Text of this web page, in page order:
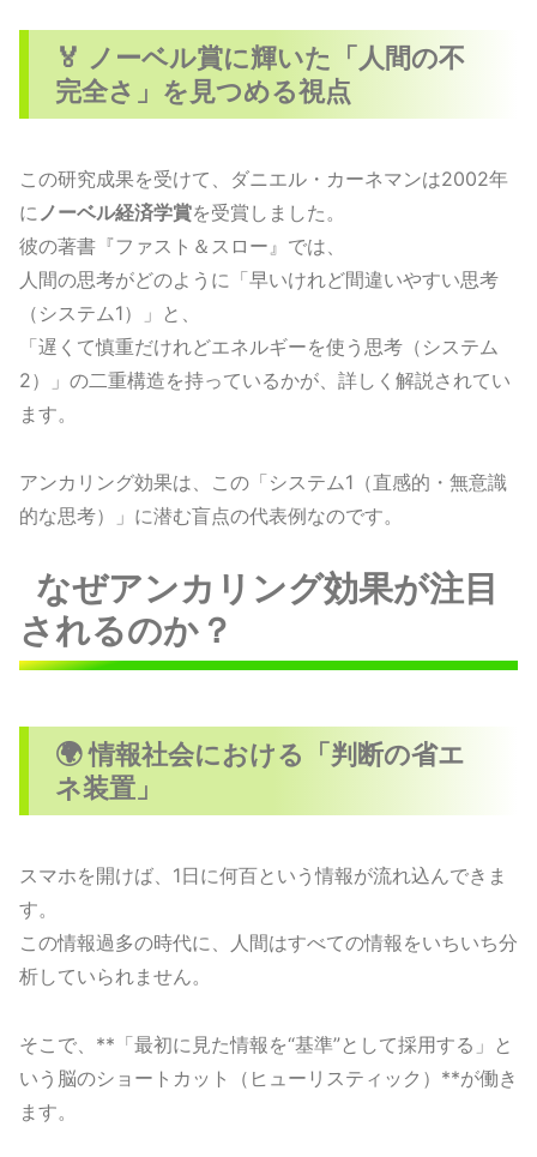
🏅 ノーベル賞に輝いた「人間の不
完全さ」を見つめる視点
この研究成果を受けて、ダニエル・カーネマンは2002年
にノーベル経済学賞を受賞しました。
彼の著書『ファスト＆スロー』では、
人間の思考がどのように「早いけれど間違いやすい思考
（システム1）」と、
「遅くて慎重だけれどエネルギーを使う思考（システム
2）」の二重構造を持っているかが、詳しく解説されてい
ます。
アンカリング効果は、この「システム1（直感的・無意識
的な思考）」に潜む盲点の代表例なのです。
なぜアンカリング効果が注目
されるのか？
🌍 情報社会における「判断の省エ
ネ装置」
スマホを開けば、1日に何百という情報が流れ込んできま
す。
この情報過多の時代に、人間はすべての情報をいちいち分
析していられません。
そこで、**「最初に見た情報を“基準”として採用する」と
いう脳のショートカット（ヒューリスティック）**が働き
ます。